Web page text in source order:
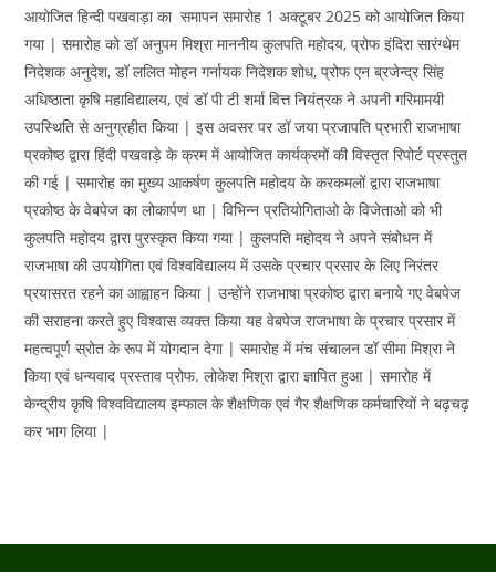
आयोजित हिन्दी पखवाड़ा का समापन समारोह 1 अक्टूबर 2025 को आयोजित किया
गया | समारोह को डॉ अनुपम मिश्रा माननीय कुलपति महोदय, प्रोफ इंदिरा सारंग्थेम
निदेशक अनुदेश, डॉ ललित मोहन गर्नायक निदेशक शोध, प्रोफ एन ब्रजेन्द्र सिंह
अधिष्ठाता कृषि महाविद्यालय, एवं डॉ पी टी शर्मा वित्त नियंत्रक ने अपनी गरिमामयी
उपस्थिति से अनुग्रहीत किया | इस अवसर पर डॉ जया प्रजापति प्रभारी राजभाषा
प्रकोष्ठ द्वारा हिंदी पखवाड़े के क्रम में आयोजित कार्यक्रमों की विस्तृत रिपोर्ट प्रस्तुत
की गई | समारोह का मुख्य आकर्षण कुलपति महोदय के करकमलों द्वारा राजभाषा
प्रकोष्ठ के वेबपेज का लोकार्पण था | विभिन्न प्रतियोगिताओ के विजेताओ को भी
कुलपति महोदय द्वारा पुरस्कृत किया गया | कुलपति महोदय ने अपने संबोधन में
राजभाषा की उपयोगिता एवं विश्वविद्यालय में उसके प्रचार प्रसार के लिए निरंतर
प्रयासरत रहने का आह्वाहन किया | उन्होंने राजभाषा प्रकोष्ठ द्वारा बनाये गए वेबपेज
की सराहना करते हुए विश्वास व्यक्त किया यह वेबपेज राजभाषा के प्रचार प्रसार में
महत्वपूर्ण स्रोत के रूप में योगदान देगा | समारोह में मंच संचालन डॉ सीमा मिश्रा ने
किया एवं धन्यवाद प्रस्ताव प्रोफ. लोकेश मिश्रा द्वारा ज्ञापित हुआ | समारोह में
केन्द्रीय कृषि विश्वविद्यालय इम्फाल के शैक्षणिक एवं गैर शैक्षणिक कर्मचारियों ने बढ़चढ़
कर भाग लिया |